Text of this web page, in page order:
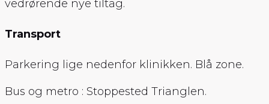
vedrørende nye tiltag.
Transport
Parkering lige nedenfor klinikken. Blå zone.
Bus og metro : Stoppested Trianglen.